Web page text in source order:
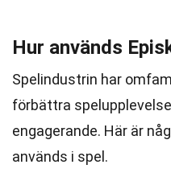
Hur används
Spelindustrin har
förbättra
engagerande. Här är
används i spel.